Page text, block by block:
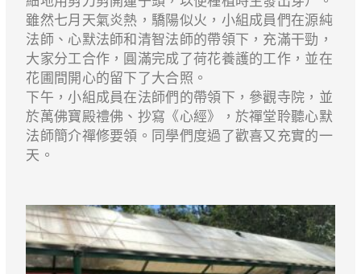
雖然七月天氣炎熱，驕陽似火，小組成員們在源純
法師、心默法師和清智法師的帶領下，充滿干勁，
大家分工合作，圓滿完成了荷花養護的工作，並在
花圃間開心的留下了大合照。
下午，小組成員在法師們的帶領下，參觀寺院，並
於萬佛寶殿禮佛、抄寫《心經》，於禪堂聆聽心默
法師簡介禪修要領。同學們度過了歡喜又充實的一
天。